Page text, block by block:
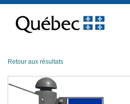
contenu
Retour aux résultats